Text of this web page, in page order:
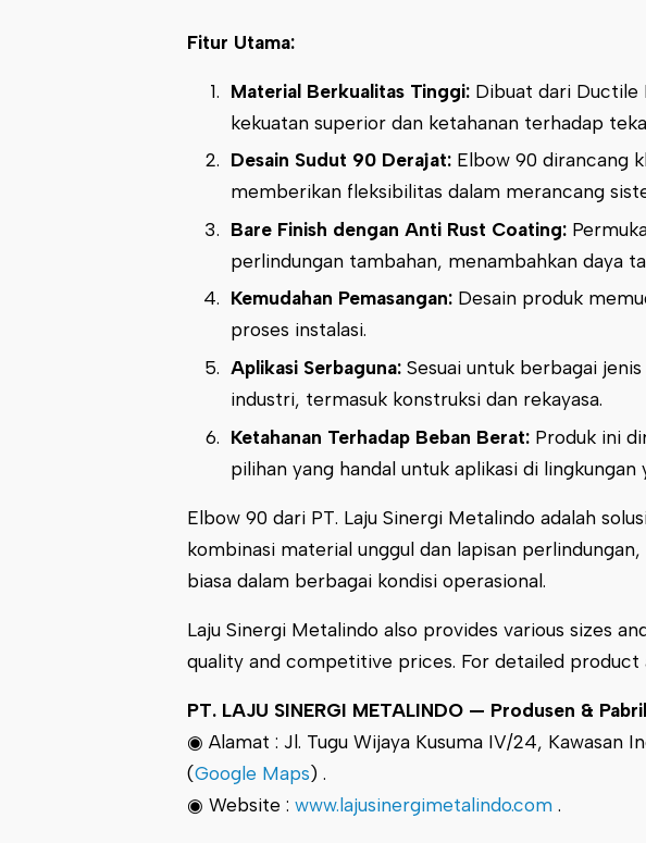
Fitur Utama:
Material Berkualitas Tinggi: Dibuat dari
kekuatan superior dan ketahanan terhadap
Desain Sudut 90 Derajat: Elbow 90 dirancang
memberikan fleksibilitas dalam merancang
Bare Finish dengan Anti Rust Coating:
perlindungan tambahan, menambahkan daya
Kemudahan Pemasangan: Desain produk
proses instalasi.
Aplikasi Serbaguna: Sesuai untuk berbagai
industri, termasuk konstruksi dan rekayasa.
Ketahanan Terhadap Beban Berat: Produk ini
pilihan yang handal untuk aplikasi di lingkungan
Elbow 90 dari PT. Laju Sinergi Metalindo adalah
kombinasi material unggul dan lapisan
biasa dalam berbagai kondisi operasional.
Laju Sinergi Metalindo also provides various sizes
quality and competitive prices. For detailed
PT. LAJU SINERGI METALINDO — Produsen &
◉ Alamat : Jl. Tugu Wijaya Kusuma IV/24, Kawasan
(Google Maps) .
◉ Website : www.lajusinergimetalindo.com .